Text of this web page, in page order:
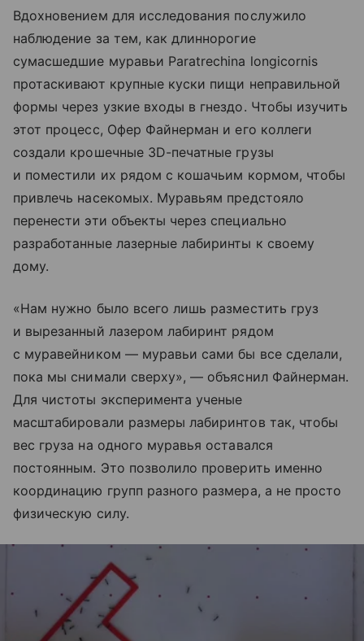
Вдохновением для исследования послужило
наблюдение за тем, как длиннорогие
сумасшедшие муравьи Paratrechina longicornis
протаскивают крупные куски пищи неправильной
формы через узкие входы в гнездо. Чтобы изучить
этот процесс, Офер Файнерман и его коллеги
создали крошечные 3D-печатные грузы
и поместили их рядом с кошачьим кормом, чтобы
привлечь насекомых. Муравьям предстояло
перенести эти объекты через специально
разработанные лазерные лабиринты к своему
дому.
«Нам нужно было всего лишь разместить груз
и вырезанный лазером лабиринт рядом
с муравейником — муравьи сами бы все сделали,
пока мы снимали сверху», — объяснил Файнерман.
Для чистоты эксперимента ученые
масштабировали размеры лабиринтов так, чтобы
вес груза на одного муравья оставался
постоянным. Это позволило проверить именно
координацию групп разного размера, а не просто
физическую силу.